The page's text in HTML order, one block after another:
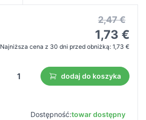
2,47 €
1,73 €
Najniższa cena z 30 dni przed obniżką: 1,73 €
dodaj do koszyka
Dostępność:towar dostępny